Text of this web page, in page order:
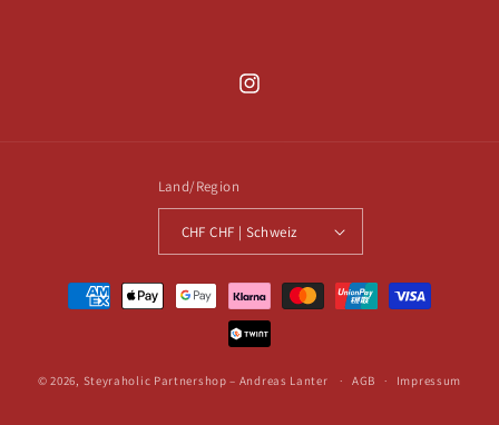
Instagram
Land/Region
CHF CHF | Schweiz
Zahlungsmethoden
© 2026, Steyraholic Partnershop – Andreas Lanter AGB Impressum